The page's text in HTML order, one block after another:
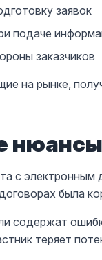
заявок
подаче
заказчиков
на рынке,
с
была
содержат
теряет